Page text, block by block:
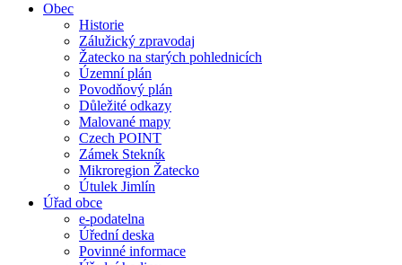
Obec
Historie
Zálužický zpravodaj
Žatecko na starých pohlednicích
Územní plán
Povodňový plán
Důležité odkazy
Malované mapy
Czech POINT
Zámek Stekník
Mikroregion Žatecko
Útulek Jimlín
Úřad obce
e-podatelna
Úřední deska
Povinné informace